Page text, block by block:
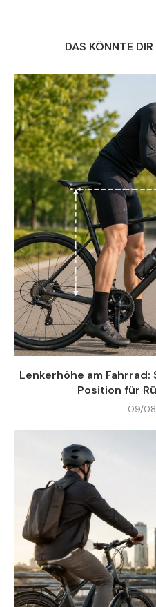
DAS KÖNNTE
Lenkerhöhe am
Position für
09/